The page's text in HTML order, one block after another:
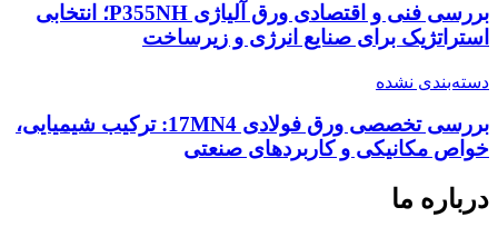
بررسی فنی و اقتصادی ورق آلیاژی P355NH؛ انتخابی
استراتژیک برای صنایع انرژی و زیرساخت
دسته‌بندی نشده
بررسی تخصصی ورق فولادی 17MN4: ترکیب شیمیایی،
خواص مکانیکی و کاربردهای صنعتی
درباره ما